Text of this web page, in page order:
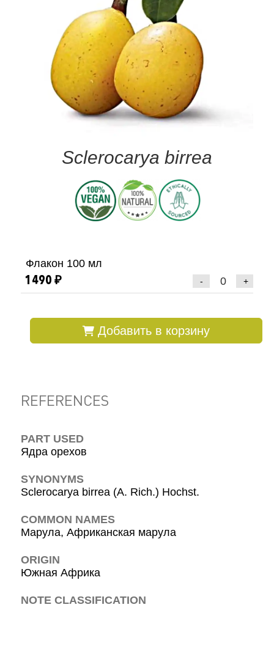
Sclerocarya birrea
Флакон 100 мл
1490 ₽
- +
Добавить в корзину
REFERENCES
PART USED
Ядра орехов
SYNONYMS
Sclerocarya birrea (A. Rich.) Hochst.
COMMON NAMES
Марула, Африканская марула
ORIGIN
Южная Африка
NOTE CLASSIFICATION